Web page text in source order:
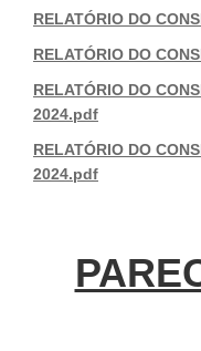
RELATÓRIO DO
RELATÓRIO DO
RELATÓRIO DO
2024.pdf
RELATÓRIO DO
2024.pdf